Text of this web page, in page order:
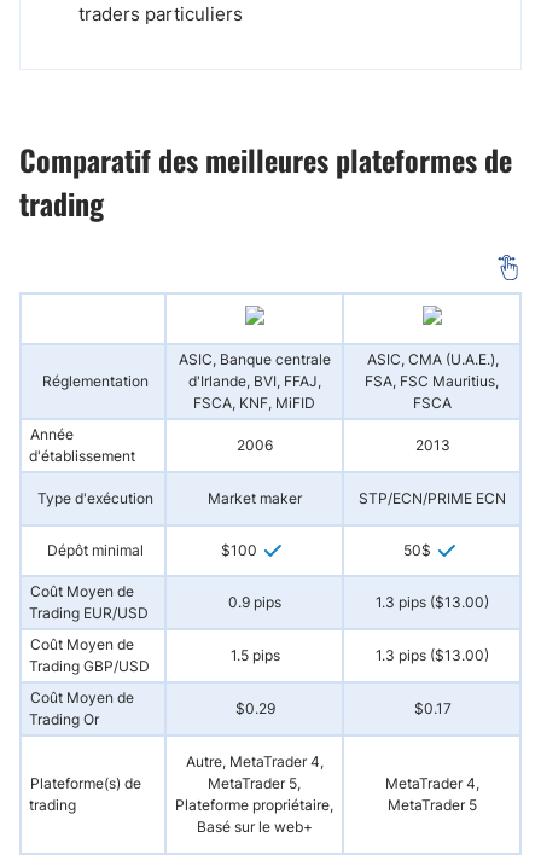
traders particuliers
Comparatif des meilleures plateformes de
trading
Réglementation
ASIC, Banque centrale
d'Irlande, BVI, FFAJ,
FSCA, KNF, MiFID
ASIC, CMA (U.A.E.),
FSA, FSC Mauritius,
FSCA
Année
d'établissement
2006 2013
Type d'exécution Market maker STP/ECN/PRIME ECN
Dépôt minimal $100 50$
Coût Moyen de
Trading EUR/USD
0.9 pips 1.3 pips ($13.00)
Coût Moyen de
Trading GBP/USD
1.5 pips 1.3 pips ($13.00)
Coût Moyen de
Trading Or
$0.29 $0.17
Plateforme(s) de
trading
Autre, MetaTrader 4,
MetaTrader 5,
Plateforme propriétaire,
Basé sur le web+
MetaTrader 4,
MetaTrader 5